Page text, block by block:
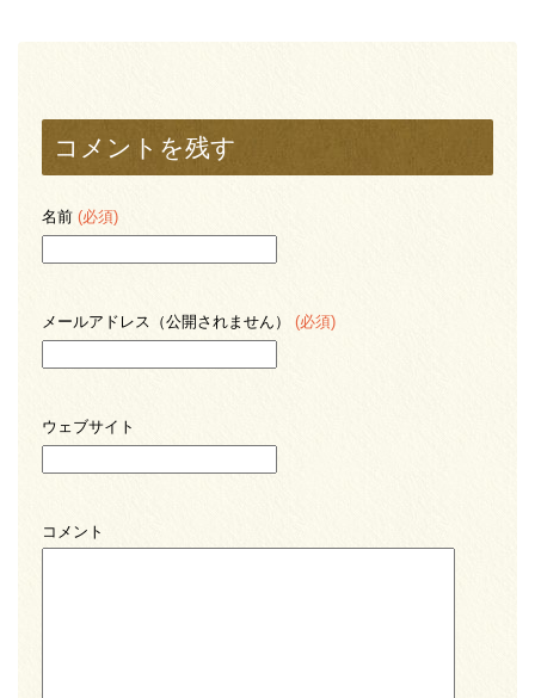
コメントを残す
名前 (必須)
メールアドレス（公開されません） (必須)
ウェブサイト
コメント